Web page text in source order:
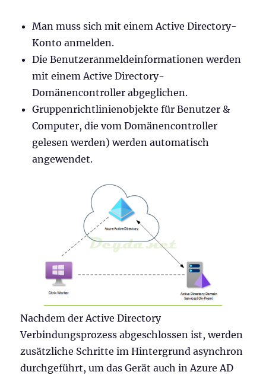
Man muss sich mit einem Active Directory-
Konto anmelden.
Die Benutzeranmeldeinformationen werden
mit einem Active Directory-
Domänencontroller abgeglichen.
Gruppenrichtlinienobjekte für Benutzer &
Computer, die vom Domänencontroller
gelesen werden) werden automatisch
angewendet.
Nachdem der Active Directory
Verbindungsprozess abgeschlossen ist, werden
zusätzliche Schritte im Hintergrund asynchron
durchgeführt, um das Gerät auch in Azure AD